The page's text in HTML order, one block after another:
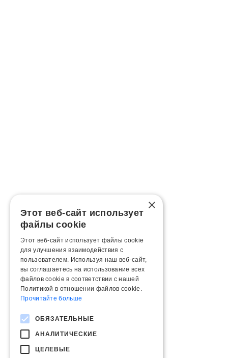
×
Этот веб-сайт использует
файлы cookie
Этот веб-сайт использует файлы cookie
для улучшения взаимодействия с
пользователем. Используя наш веб-сайт,
вы соглашаетесь на использование всех
файлов cookie в соответствии с нашей
Политикой в ​​отношении файлов cookie.
Прочитайте больше
ОБЯЗАТЕЛЬНЫЕ
АНАЛИТИЧЕСКИЕ
ЦЕЛЕВЫЕ